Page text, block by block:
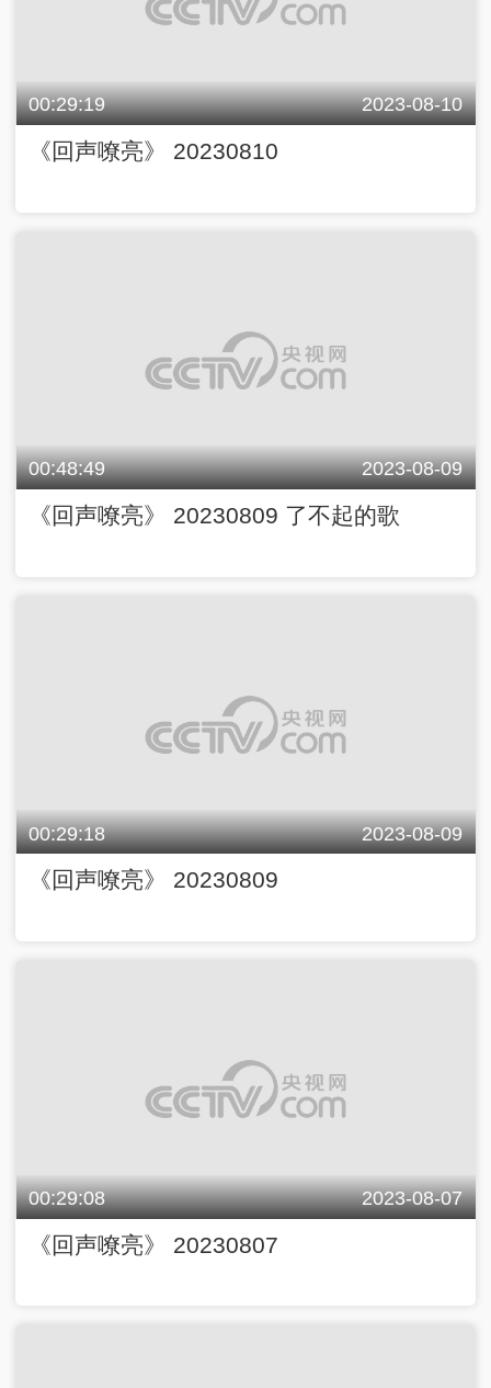
00:29:19 2023-08-10
《回声嘹亮》 20230810
00:48:49 2023-08-09
《回声嘹亮》 20230809 了不起的歌
00:29:18 2023-08-09
《回声嘹亮》 20230809
00:29:08 2023-08-07
《回声嘹亮》 20230807